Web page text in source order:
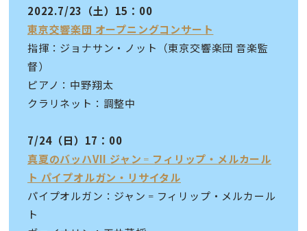
2022.7/23（土）15：00
東京交響楽団 オープニングコンサート
指揮：ジョナサン・ノット（東京交響楽団 音楽監
督）
ピアノ：中野翔太
クラリネット：調整中
7/24（日）17：00
真夏のバッハVII ジャン゠フィリップ・メルカール
ト パイプオルガン・リサイタル
パイプオルガン：ジャン゠フィリップ・メルカール
ト